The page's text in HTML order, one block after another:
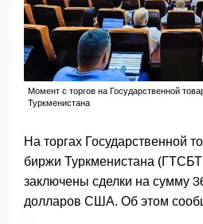
Момент с торгов на Государственной
Туркменистана
На торгах Государственной
биржи Туркменистана
заключены сделки на сумму
долларов США. Об этом